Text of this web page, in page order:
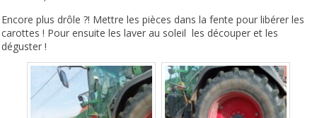
Encore plus drôle ?! Mettre les pièces dans la fente pour libérer les
carottes ! Pour ensuite les laver au soleil les découper et les
déguster !